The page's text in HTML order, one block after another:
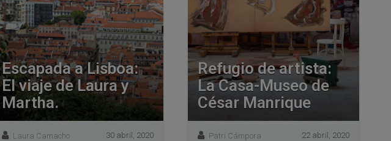
Escapada a Lisboa:
El viaje de Laura y
Martha.
Laura Camacho 30 abril, 2020
Refugio de artista:
La Casa-Museo de
César Manrique
Patri Cámpora 22 abril, 2020